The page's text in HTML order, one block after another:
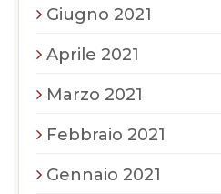
Giugno 2021
Aprile 2021
Marzo 2021
Febbraio 2021
Gennaio 2021